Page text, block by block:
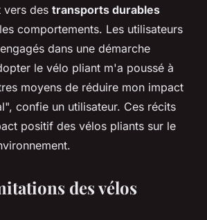
vers des transports durables
comportements. Les utilisateurs
dans une démarche
le vélo pliant m'a poussé à
moyens de réduire mon impact
confie un utilisateur. Ces récits
positif des vélos pliants sur le
des vélos